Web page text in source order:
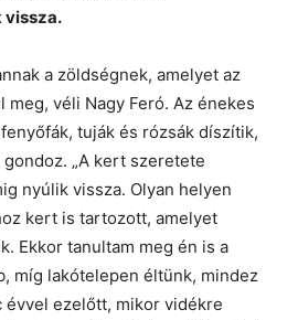
vissza.
a zöldségnek, amelyet az
meg, véli Nagy Feró. Az énekes
tuják és rózsák díszítik,
„A kert szeretete
nyúlik vissza. Olyan helyen
kert is tartozott, amelyet
Ekkor tanultam meg én is a
míg lakótelepen éltünk, mindez
évvel ezelőtt, mikor vidékre